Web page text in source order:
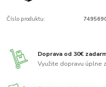
Číslo produktu:
Doprava od 30€
Využite dopravu úplne